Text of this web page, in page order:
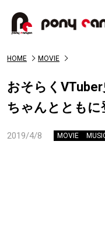
HOME MOVIE
おそらく
ちゃんとともに
2019/4/8 MOVIE